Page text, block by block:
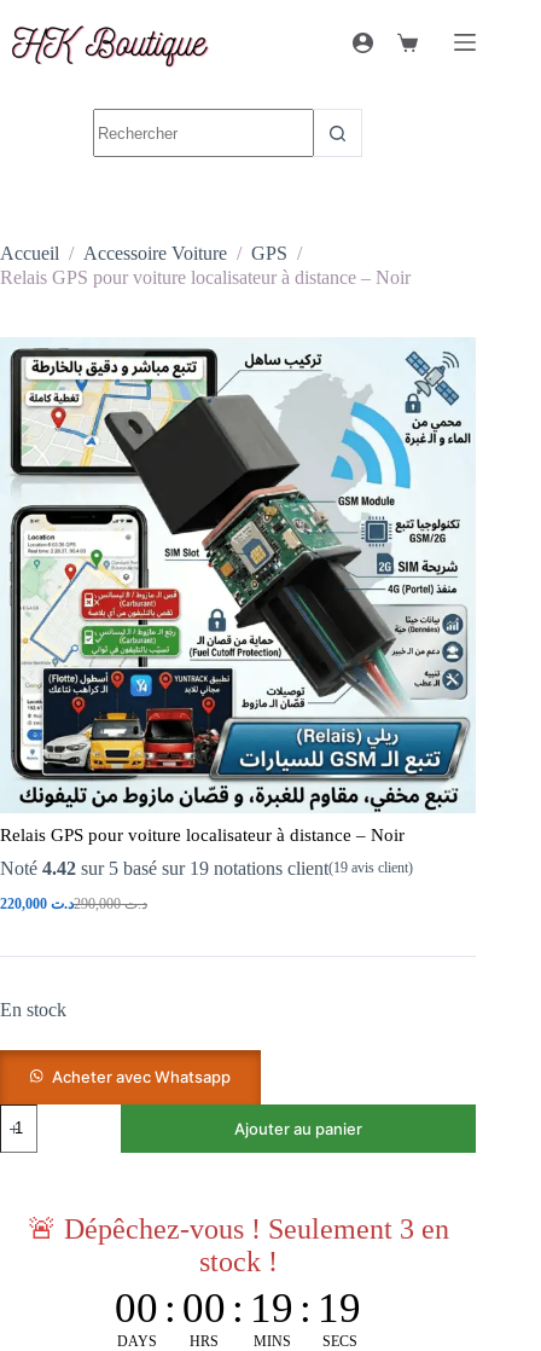
Accueil / Accessoire Voiture / GPS /
Relais GPS pour voiture localisateur à distance – Noir
Relais GPS pour voiture localisateur à distance – Noir
Noté 4.42 sur 5 basé sur 19 notations client(19 avis client)
د.ت290,000 د.ت
En stock
Acheter avec Whatsapp
Ajouter au panier
🚨 Dépêchez-vous ! Seulement 3 en
stock !
00
DAYS
: 00
HRS
: 19
MINS
: 19
SECS